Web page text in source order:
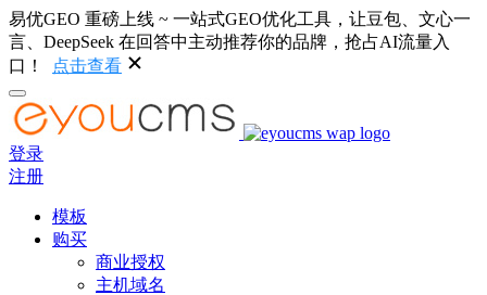
易优GEO 重磅上线 ~ 一站式GEO优化工具，让豆包、文心一
言、DeepSeek 在回答中主动推荐你的品牌，抢占AI流量入
口！
点击查看
登录
注册
模板
购买
商业授权
主机域名